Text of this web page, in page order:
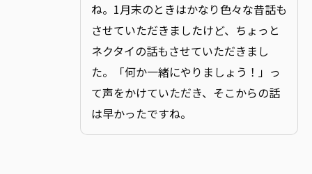
ね。1月末のときはかなり色々な昔話も
させていただきましたけど、ちょっと
ネクタイの話もさせていただきまし
た。「何か一緒にやりましょう！」っ
て声をかけていただき、そこからの話
は早かったですね。